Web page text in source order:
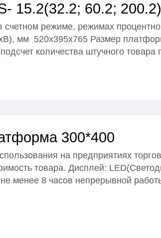
60.2;
режиме, режимах
мм 520x395х765 Размер
количества штучного товара
300*400
на предприятиях
товара. Дисплей:
менее 8 часов непрерывной